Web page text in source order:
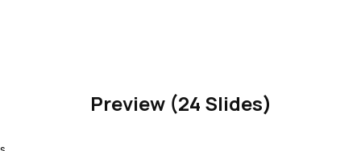
Preview (24 Slides)